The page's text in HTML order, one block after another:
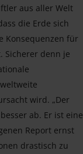
aus aller Welt
die Erde sich
Konsequenzen für
Sicherer denn je
wird. „Der
ab. Er ist eine
Report ernst
drastisch zu